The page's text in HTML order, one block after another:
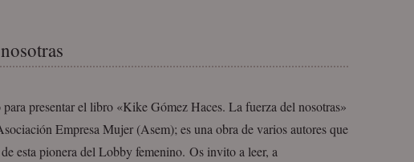
presentar el libro «Kike Gómez Haces. La fuerza del nosotras»
Empresa Mujer (Asem); es una obra de varios autores que
esta pionera del Lobby femenino. Os invito a leer, a